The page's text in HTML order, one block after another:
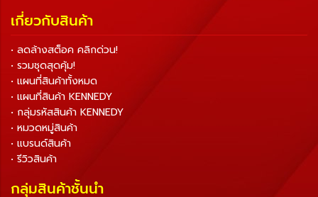
เกี่ยวกับสินค้า
• ลดล้างสต็อค คลิกด่วน!
• รวมชุดสุดคุ้ม!
• แผนที่สินค้าทั้งหมด
• แผนที่สินค้า KENNEDY
• กลุ่มรหัสสินค้า KENNEDY
• หมวดหมู่สินค้า
• แบรนด์สินค้า
• รีวิวสินค้า
กลุ่มสินค้าชั้นนำ